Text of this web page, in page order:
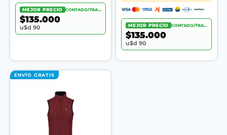
MEJOR PRECIO CONTADO/TRANSF.
$135.000
u$d 90 MEJOR PRECIO CONTADO/TRANSF.
$135.000
u$d 90
ENVÍO GRATIS